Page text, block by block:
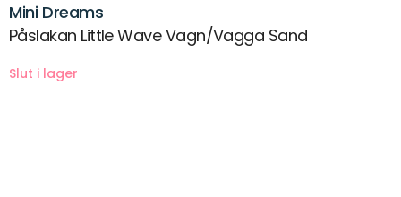
Mini Dreams
Påslakan Little Wave Vagn/Vagga Sand